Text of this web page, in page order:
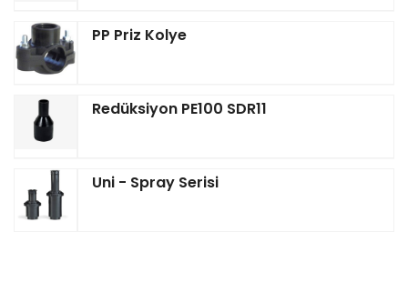
PP Priz Kolye
Redüksiyon PE100 SDR11
Uni - Spray Serisi